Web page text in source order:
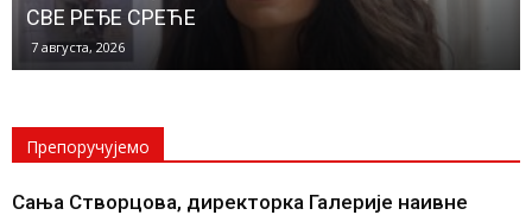
СВЕ РЕЂЕ СРЕЋЕ
7 августа, 2026
Препоручујемо
Сања Створцова, директорка Галерије наивне